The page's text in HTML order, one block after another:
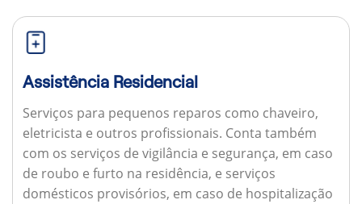
Assistência Residencial
Serviços para pequenos reparos como chaveiro,
eletricista e outros profissionais. Conta também
com os serviços de vigilância e segurança, em caso
de roubo e furto na residência, e serviços
domésticos provisórios, em caso de hospitalização